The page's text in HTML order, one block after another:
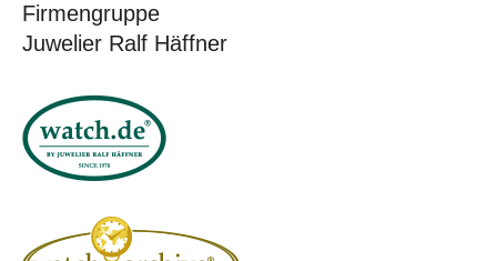
Firmengruppe
Juwelier Ralf Häffner